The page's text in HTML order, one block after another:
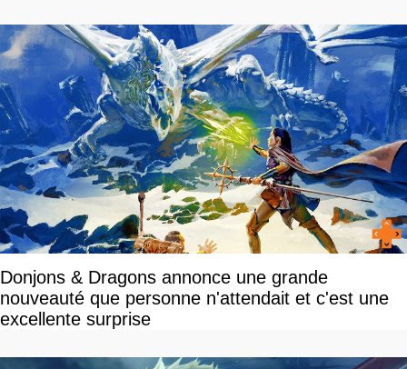
Donjons & Dragons annonce une grande
nouveauté que personne n'attendait et c'est une
excellente surprise